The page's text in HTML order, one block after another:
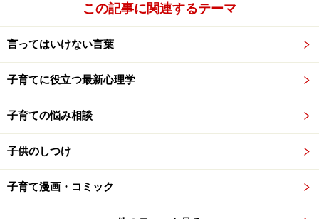
この記事に関連するテーマ
言ってはいけない言葉
子育てに役立つ最新心理学
子育ての悩み相談
子供のしつけ
子育て漫画・コミック